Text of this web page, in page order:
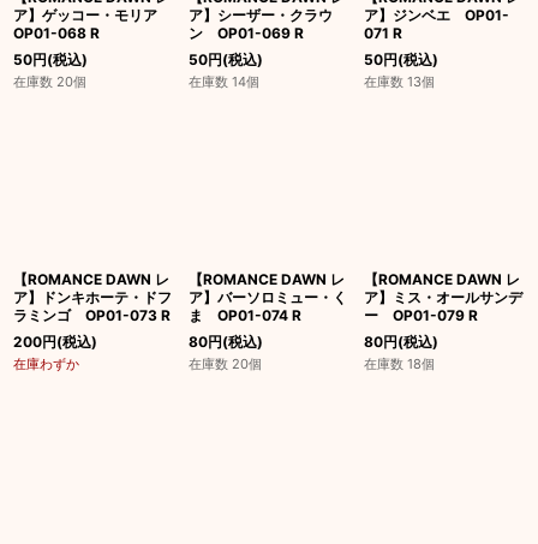
ア】ゲッコー・モリア
OP01-068 R
50円(税込)
在庫数 20個
ア】シーザー・クラウ
ン OP01-069 R
50円(税込)
在庫数 14個
ア】ジンベエ OP01-
071 R
50円(税込)
在庫数 13個
【ROMANCE DAWN レ
ア】ドンキホーテ・ドフ
ラミンゴ OP01-073 R
200円(税込)
在庫わずか
【ROMANCE DAWN レ
ア】バーソロミュー・く
ま OP01-074 R
80円(税込)
在庫数 20個
【ROMANCE DAWN レ
ア】ミス・オールサンデ
ー OP01-079 R
80円(税込)
在庫数 18個